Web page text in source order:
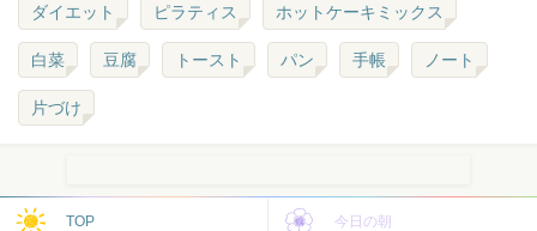
ダイエット ピラティス ホットケーキミックス
白菜 豆腐 トースト パン 手帳 ノート
片づけ
TOP 今日の朝